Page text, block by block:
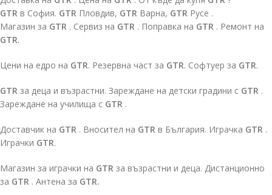
GTR в София. GTR Пловдив, GTR Варна, GTR Русе .
Магазин за GTR . Сервиз на GTR . Поправка на GTR . Ремонт на
GTR.
Цени на едро на GTR. Резервна част за GTR. Софтуер за GTR.
GTR за деца и възрастни. Зареждане на детски градини с GTR .
Зареждане на училища с GTR .
Доставчик на GTR . Вносител на GTR в България. Играчка GTR .
Играчки GTR.
Магазин за играчки на GTR за възрастни и деца. Дистанционно
за GTR . Антена за GTR.